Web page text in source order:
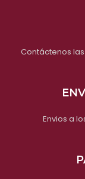
Contáctenos
Envios a